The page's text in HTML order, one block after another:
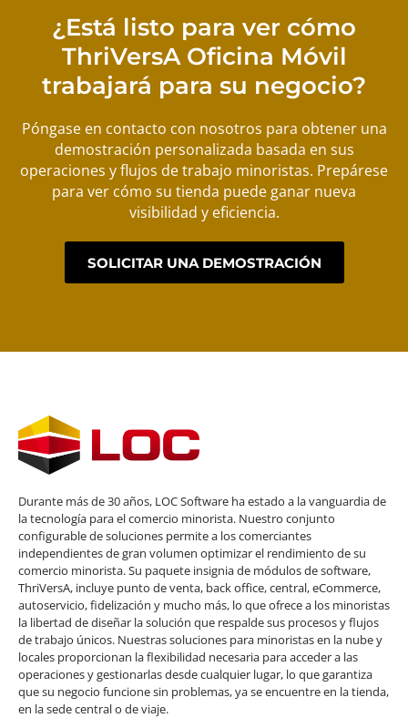
¿Está listo para ver cómo
ThriVersA Oficina Móvil
trabajará para su negocio?
Póngase en contacto con nosotros para obtener una
demostración personalizada basada en sus
operaciones y flujos de trabajo minoristas. Prepárese
para ver cómo su tienda puede ganar nueva
visibilidad y eficiencia.
SOLICITAR UNA DEMOSTRACIÓN
Durante más de 30 años, LOC Software ha estado a la vanguardia de
la tecnología para el comercio minorista. Nuestro conjunto
configurable de soluciones permite a los comerciantes
independientes de gran volumen optimizar el rendimiento de su
comercio minorista. Su paquete insignia de módulos de software,
ThriVersA, incluye punto de venta, back office, central, eCommerce,
autoservicio, fidelización y mucho más, lo que ofrece a los minoristas
la libertad de diseñar la solución que respalde sus procesos y flujos
de trabajo únicos. Nuestras soluciones para minoristas en la nube y
locales proporcionan la flexibilidad necesaria para acceder a las
operaciones y gestionarlas desde cualquier lugar, lo que garantiza
que su negocio funcione sin problemas, ya se encuentre en la tienda,
en la sede central o de viaje.